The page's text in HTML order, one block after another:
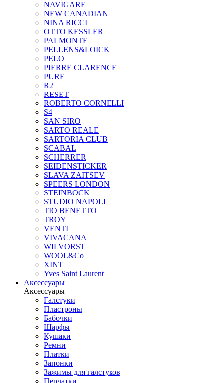
NAVIGARE
NEW CANADIAN
NINA RICCI
OTTO KESSLER
PALMONTE
PELLENS&LOICK
PELO
PIERRE CLARENCE
PURE
R2
RESET
ROBERTO CORNELLI
S4
SAN SIRO
SARTO REALE
SARTORIA CLUB
SCABAL
SCHERRER
SEIDENSTICKER
SLAVA ZAITSEV
SPEERS LONDON
STEINBOCK
STUDIO NAPOLI
TIO BENETTO
TROY
VENTI
VIVACANA
WILVORST
WOOL&Co
XINT
Yves Saint Laurent
Аксессуары
Аксессуары
Галстуки
Пластроны
Бабочки
Шарфы
Кушаки
Ремни
Платки
Запонки
Зажимы для галстуков
Перчатки